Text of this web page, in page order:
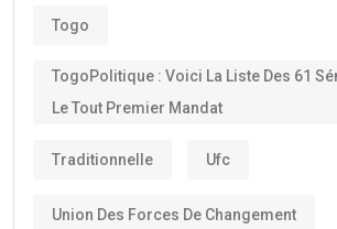
Togo
TogoPolitique : Voici La Liste Des 61
Le Tout Premier Mandat
Traditionnelle Ufc
Union Des Forces De Changement